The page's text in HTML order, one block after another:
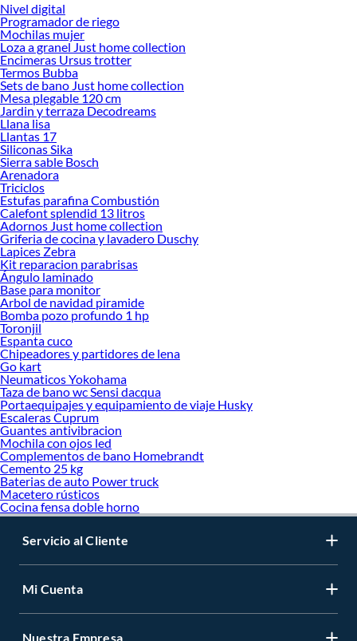
Desde remodelaciones hasta proyectos de decoración, estamos aquí para hacer
tus ideas realidad. ¡Visítanos y encuentra todo lo que tenemos para ofrecerte en
Audífonos!
Explora la variedad de productos de Audífonos en Sodimac
Herramientas, materiales y accesorios de calidad para tus proyectos y
renovación de espacios. ¡Visítanos y descubre todo lo que tenemos para
ofrecerte!
Encuentra una amplia variedad de productos de Audífonos en Sodimac.
Encuentra todo lo necesario para tus proyectos de renovación y decoración.
¡Visítanos y haz tus ideas realidad!
Nivel digital
Programador de riego
Mochilas mujer
Loza a granel Just home collection
Encimeras Ursus trotter
Termos Bubba
Sets de bano Just home collection
Mesa plegable 120 cm
Jardin y terraza Decodreams
Llana lisa
Llantas 17
Siliconas Sika
Sierra sable Bosch
Arenadora
Triciclos
Estufas parafina Combustión
Calefont splendid 13 litros
Adornos Just home collection
Griferia de cocina y lavadero Duschy
Lapices Zebra
Kit reparacion parabrisas
Ángulo laminado
Base para monitor
Arbol de navidad piramide
Bomba pozo profundo 1 hp
Toronjil
Espanta cuco
Chipeadores y partidores de lena
Go kart
Neumaticos Yokohama
Taza de bano wc Sensi dacqua
Portaequipajes y equipamiento de viaje Husky
Escaleras Cuprum
Guantes antivibracion
Mochila con ojos led
Complementos de bano Homebrandt
Cemento 25 kg
Baterias de auto Power truck
Macetero rústicos
Cocina fensa doble horno
Servicio al Cliente
Mi Cuenta
Nuestra Empresa